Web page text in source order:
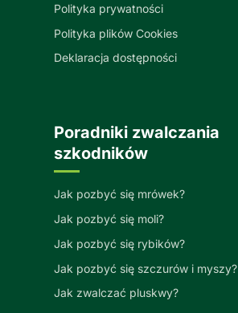
Polityka prywatności
Polityka plików Cookies
Deklaracja dostępności
Poradniki zwalczania
szkodników
Jak pozbyć się mrówek?
Jak pozbyć się moli?
Jak pozbyć się rybików?
Jak pozbyć się szczurów i myszy?
Jak zwalczać pluskwy?